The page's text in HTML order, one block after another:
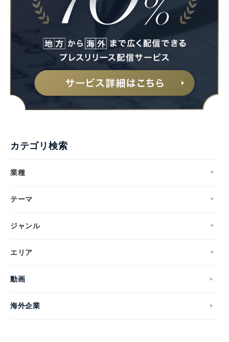
カテゴリ検索
業種
テーマ
ジャンル
エリア
動画
海外企業